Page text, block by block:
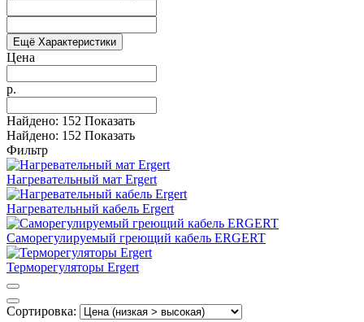
Ещё Характеристики
Цена
р.
Найдено: 152 Показать
Найдено: 152 Показать
Фильтр
Нагревательный мат Ergert
Нагревательный кабель Ergert
Саморегулируемый греющий кабель ERGERT
Терморегуляторы Ergert
Сортировка: